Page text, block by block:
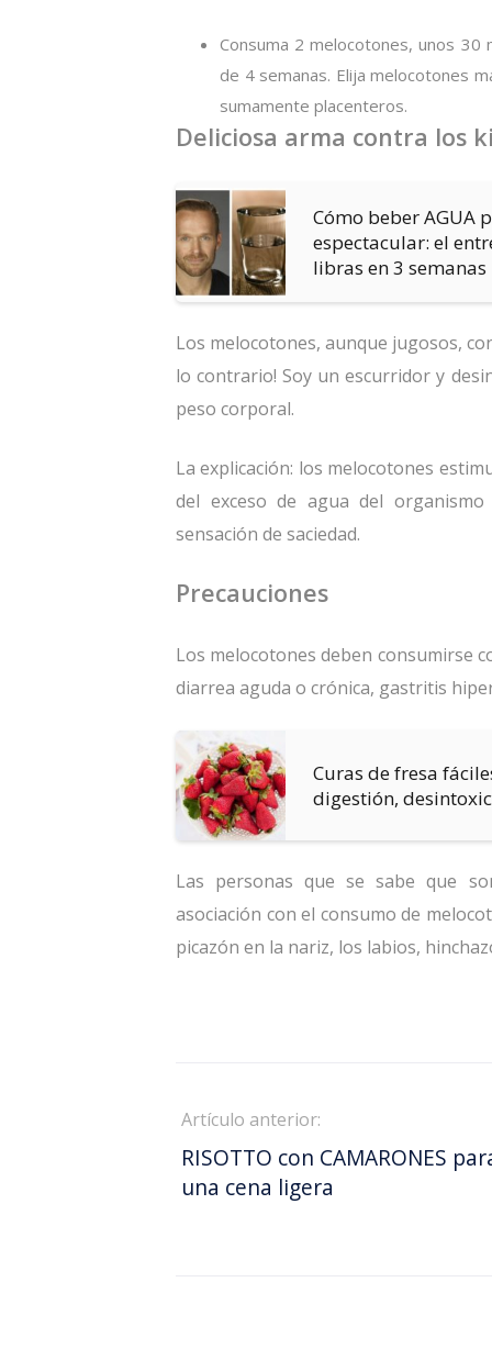
Consuma 2 melocotones, unos 30
de 4 semanas. Elija melocotones
sumamente placenteros.
Deliciosa arma contra los
Cómo beber AGUA
espectacular: el
libras en 3 semanas
Los melocotones, aunque jugosos,
lo contrario! Soy un escurridor y
peso corporal.
La explicación: los melocotones
del exceso de agua del
sensación de saciedad.
Precauciones
Los melocotones deben consumirse
diarrea aguda o crónica, gastritis
Curas de fresa
digestión,
Las personas que se sabe que
asociación con el consumo de
picazón en la nariz, los labios,
Artículo anterior:
RISOTTO con CAMARONES
una cena ligera